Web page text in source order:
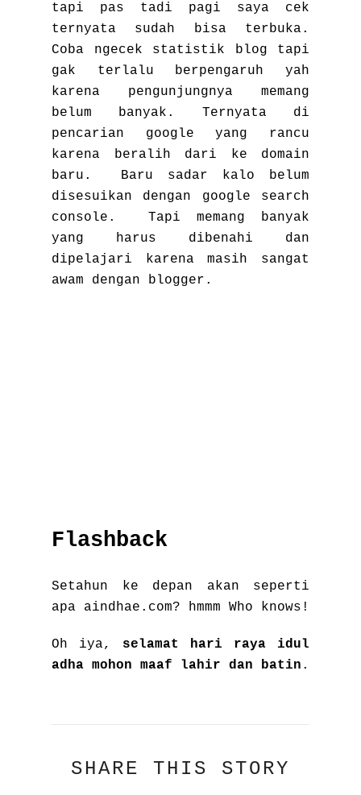
tapi pas tadi pagi saya cek
ternyata sudah bisa terbuka.
Coba ngecek statistik blog tapi
gak terlalu berpengaruh yah
karena pengunjungnya memang
belum banyak. Ternyata di
pencarian google yang rancu
karena beralih dari ke domain
baru. Baru sadar kalo belum
disesuikan dengan google search
console. Tapi memang banyak
yang harus dibenahi dan
dipelajari karena masih sangat
awam dengan blogger.
Flashback
Setahun ke depan akan seperti
apa aindhae.com? hmmm Who knows!
Oh iya, selamat hari raya idul
adha mohon maaf lahir dan batin .
SHARE THIS STORY